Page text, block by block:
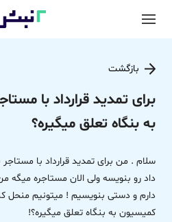
بازگشت
برای تمدید قرارداد با
به بنگاه تعلق میگیره؟
سلام . من برای تمدید قرارداد با
داد رو بنویسه ولی الان مستاجره میگه
دارم و دستی بنویسیم ! میتونیم منحل
کمیسیون به بنگاه تعلق میگیره؟!